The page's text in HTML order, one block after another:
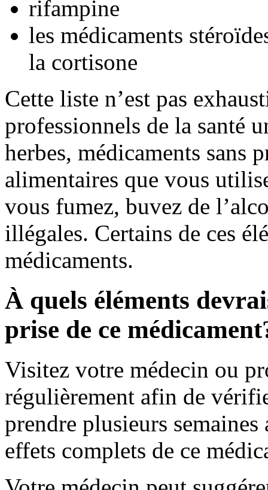
rifampine
les médicaments
la cortisone
Cette liste n’est pas
professionnels de la santé
herbes, médicaments sans
alimentaires que vous
vous fumez, buvez de
illégales. Certains de ces
médicaments.
À quels éléments
prise de ce
Visitez votre médecin ou
régulièrement afin de
prendre plusieurs
effets complets de ce